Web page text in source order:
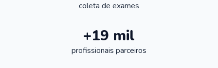
coleta de exames
+19 mil
profissionais parceiros